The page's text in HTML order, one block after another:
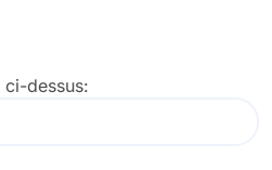
ci-dessus: